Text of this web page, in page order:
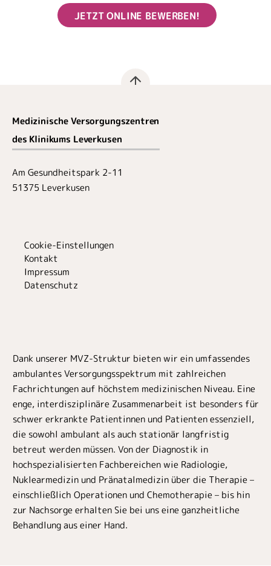
JETZT ONLINE BEWERBEN!
Medizinische Versorgungszentren
des Klinikums Leverkusen
Am Gesundheitspark 2-11
51375 Leverkusen
Cookie-Einstellungen
Kontakt
Impressum
Datenschutz
Dank unserer MVZ-Struktur bieten wir ein umfassendes
ambulantes Versorgungsspektrum mit zahlreichen
Fachrichtungen auf höchstem medizinischen Niveau. Eine
enge, interdisziplinäre Zusammenarbeit ist besonders für
schwer erkrankte Patientinnen und Patienten essenziell,
die sowohl ambulant als auch stationär langfristig
betreut werden müssen. Von der Diagnostik in
hochspezialisierten Fachbereichen wie Radiologie,
Nuklearmedizin und Pränatalmedizin über die Therapie –
einschließlich Operationen und Chemotherapie – bis hin
zur Nachsorge erhalten Sie bei uns eine ganzheitliche
Behandlung aus einer Hand.